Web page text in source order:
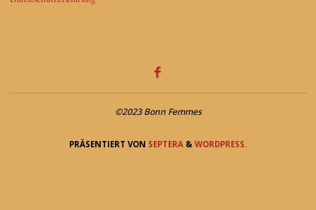
©2023 Bonn Femmes
PRÄSENTIERT VON SEPTERA & WORDPRESS.